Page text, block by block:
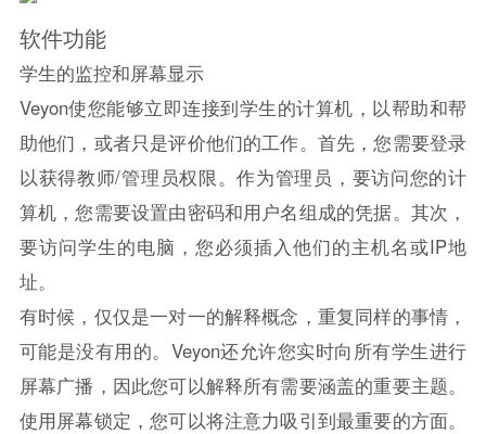
软件功能
学生的监控和屏幕显示
Veyon使您能够立即连接到学生的计算机，以帮助和帮
助他们，或者只是评价他们的工作。首先，您需要登录
以获得教师/管理员权限。作为管理员，要访问您的计
算机，您需要设置由密码和用户名组成的凭据。其次，
要访问学生的电脑，您必须插入他们的主机名或IP地
址。
有时候，仅仅是一对一的解释概念，重复同样的事情，
可能是没有用的。Veyon还允许您实时向所有学生进行
屏幕广播，因此您可以解释所有需要涵盖的重要主题。
使用屏幕锁定，您可以将注意力吸引到最重要的方面。